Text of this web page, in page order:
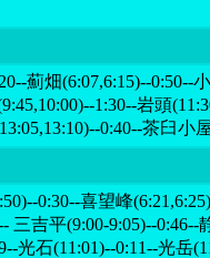
薊畑(6:07,6:15)--0:50--
1:30--岩頭
0:40--茶臼小
0:30--喜望峰
三吉平(9:00-9:05)--
光石(11:01)--0:11--光岳